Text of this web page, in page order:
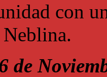
con
Neblina.
de